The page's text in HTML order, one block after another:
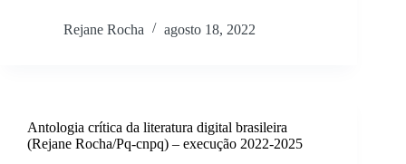
Rejane Rocha agosto 18, 2022
Antologia crítica da literatura digital brasileira
(Rejane Rocha/Pq-cnpq) – execução 2022-2025